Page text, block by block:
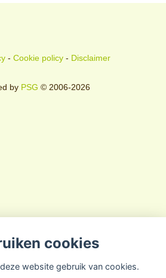
- Cookie policy- Disclaimer
by PSG © 2006-2026
cookies
website gebruik van cookies.